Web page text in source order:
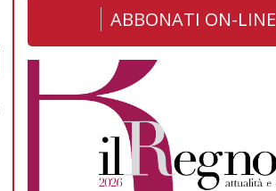
ABBONATI ON-LINE